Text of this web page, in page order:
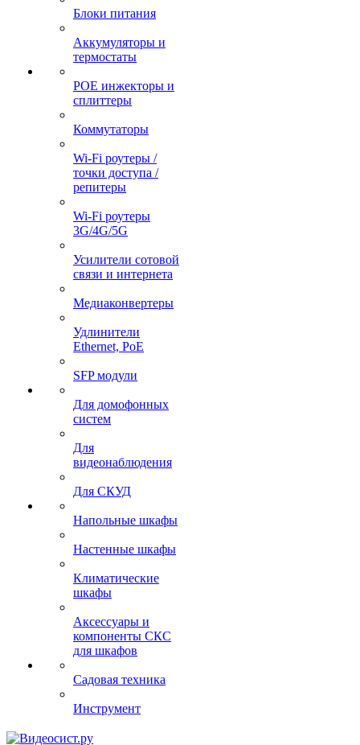
Блоки питания
Аккумуляторы и
термостаты
POE инжекторы и
сплиттеры
Коммутаторы
Wi-Fi роутеры /
точки доступа /
репитеры
Wi-Fi роутеры
3G/4G/5G
Усилители сотовой
связи и интернета
Медиаконвертеры
Удлинители
Ethernet, PoE
SFP модули
Для домофонных
систем
Для
видеонаблюдения
Для СКУД
Напольные шкафы
Настенные шкафы
Климатические
шкафы
Аксессуары и
компоненты СКС
для шкафов
Садовая техника
Инструмент